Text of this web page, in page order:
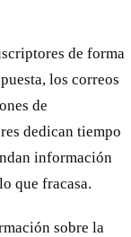
de forma
los correos
de
dedican tiempo
información
que fracasa.
sobre la